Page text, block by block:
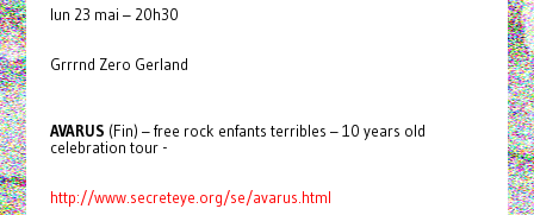
lun 23 mai – 20h30
Grrrnd Zero Gerland
AVARUS (Fin) – free rock enfants terribles – 10 years old
celebration tour -
http://www.secreteye.org/se/avarus.html